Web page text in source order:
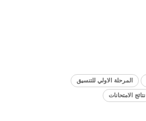
المرحلة الاولي للتنسيق
نتائج الامتحانات